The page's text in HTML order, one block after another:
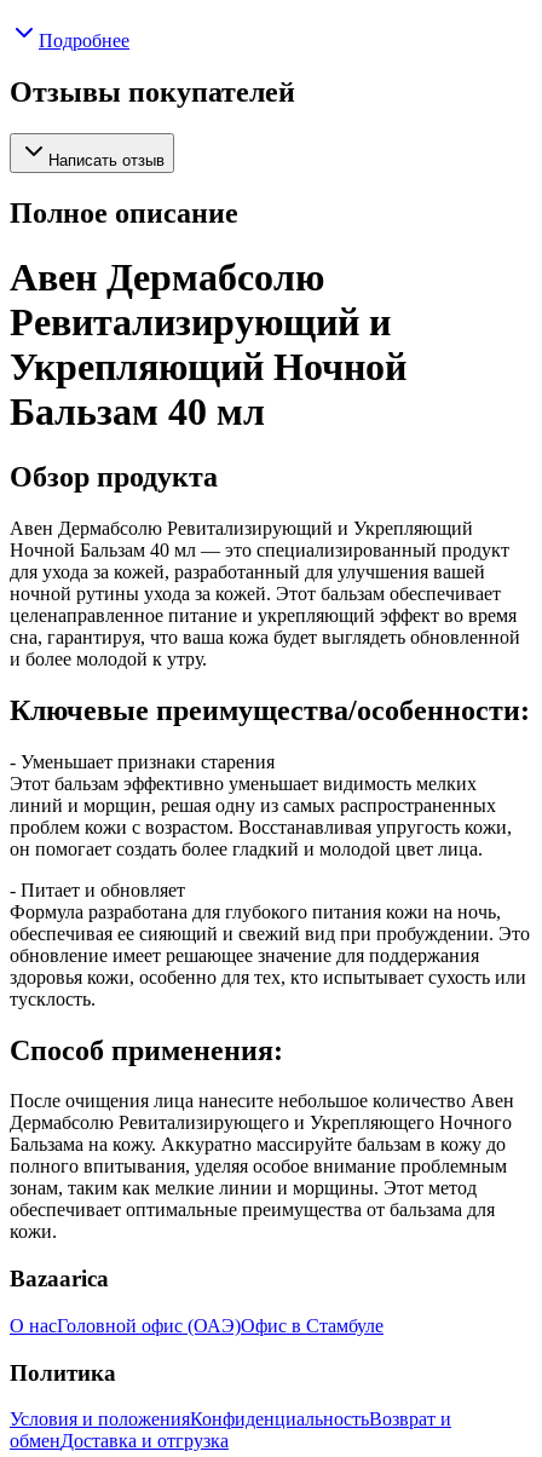
Подробнее
Отзывы покупателей
Написать отзыв
Полное описание
Авен Дермабсолю
Ревитализирующий и
Укрепляющий Ночной
Бальзам 40 мл
Обзор продукта
Авен Дермабсолю Ревитализирующий и Укрепляющий
Ночной Бальзам 40 мл — это специализированный продукт
для ухода за кожей, разработанный для улучшения вашей
ночной рутины ухода за кожей. Этот бальзам обеспечивает
целенаправленное питание и укрепляющий эффект во время
сна, гарантируя, что ваша кожа будет выглядеть обновленной
и более молодой к утру.
Ключевые преимущества/особенности:
- Уменьшает признаки старения
Этот бальзам эффективно уменьшает видимость мелких
линий и морщин, решая одну из самых распространенных
проблем кожи с возрастом. Восстанавливая упругость кожи,
он помогает создать более гладкий и молодой цвет лица.
- Питает и обновляет
Формула разработана для глубокого питания кожи на ночь,
обеспечивая ее сияющий и свежий вид при пробуждении. Это
обновление имеет решающее значение для поддержания
здоровья кожи, особенно для тех, кто испытывает сухость или
тусклость.
Способ применения:
После очищения лица нанесите небольшое количество Авен
Дермабсолю Ревитализирующего и Укрепляющего Ночного
Бальзама на кожу. Аккуратно массируйте бальзам в кожу до
полного впитывания, уделяя особое внимание проблемным
зонам, таким как мелкие линии и морщины. Этот метод
обеспечивает оптимальные преимущества от бальзама для
кожи.
Bazaarica
О насГоловной офис (ОАЭ)Офис в Стамбуле
Политика
Условия и положенияКонфиденциальностьВозврат и
обменДоставка и отгрузка